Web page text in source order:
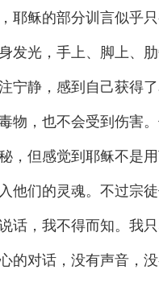
，耶稣的部分训言似
发光，手上、脚上、
宁静，感到自己获得
物，也不会受到伤害
，但感觉到耶稣不是
他们的灵魂。不过宗
话，我不得而知。我
的对话，没有声音，